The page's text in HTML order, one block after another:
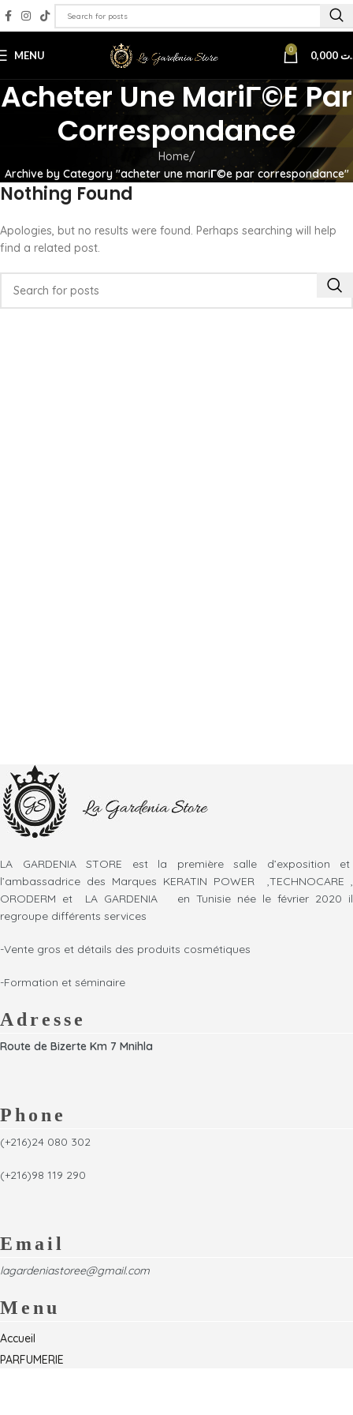
MENU 0
Acheter Une MariГ©e Par
Correspondance
Home
Archive by Category "acheter une mariГ©e par correspondance"
Nothing Found
Apologies, but no results were found. Perhaps searching will help
find a related post.
LA GARDENIA STORE est la première salle d’exposition et
l’ambassadrice des Marques KERATIN POWER ,TECHNOCARE ,
ORODERM et LA GARDENIA en Tunisie née le février 2020 il
regroupe différents services
-Vente gros et détails des produits cosmétiques
-Formation et séminaire
Adresse
Route de Bizerte Km 7 Mnihla
Phone
(+216)24 080 302
(+216)98 119 290
Email
lagardeniastoree@gmail.com
Menu
Accueil
PARFUMERIE